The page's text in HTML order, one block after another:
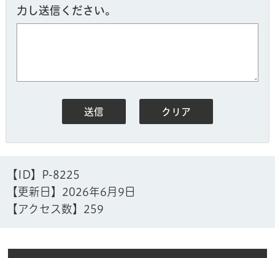
力し送信ください。
【ID】
P-8225
【更新日】 2026年6月9日
【アクセス数】 259